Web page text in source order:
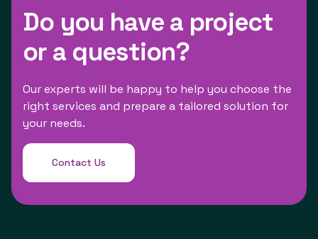
Do you have a project
or a question?
Our experts will be happy to help you choose the
right services and prepare a tailored solution for
your needs.
Contact Us